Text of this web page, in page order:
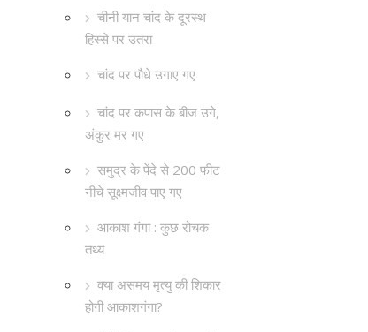
चीनी यान चांद के दूरस्थ
हिस्से पर उतरा
चांद पर पौधे उगाए गए
चांद पर कपास के बीज उगे,
अंकुर मर गए
समुद्र के पेंदे से 200 फीट
नीचे सूक्ष्मजीव पाए गए
आकाश गंगा : कुछ रोचक
तथ्य
क्या असमय मृत्यु की शिकार
होगी आकाशगंगा?